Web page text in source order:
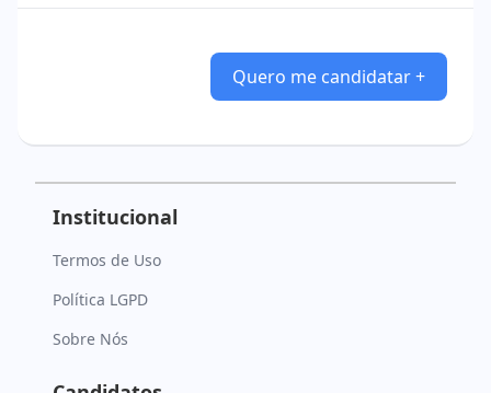
Quero me candidatar +
Institucional
Termos de Uso
Política LGPD
Sobre Nós